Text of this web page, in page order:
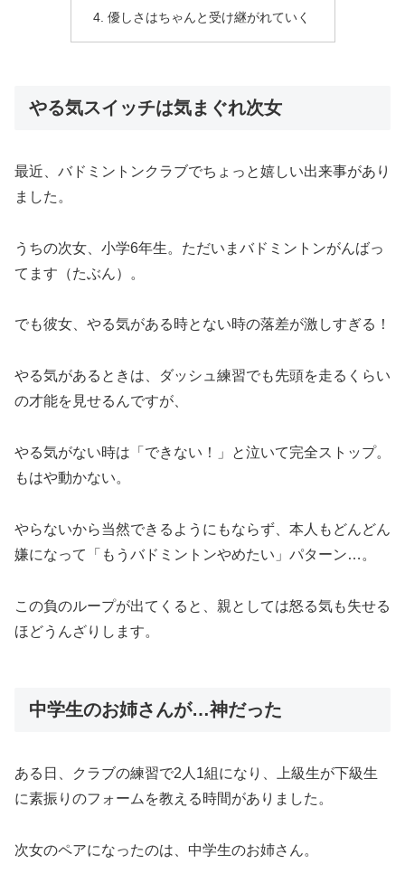
優しさはちゃんと受け継がれていく
やる気スイッチは気まぐれ次女
最近、バドミントンクラブでちょっと嬉しい出来事があり
ました。
うちの次女、小学6年生。ただいまバドミントンがんばっ
てます（たぶん）。
でも彼女、やる気がある時とない時の落差が激しすぎる！
やる気があるときは、ダッシュ練習でも先頭を走るくらい
の才能を見せるんですが、
やる気がない時は「できない！」と泣いて完全ストップ。
もはや動かない。
やらないから当然できるようにもならず、本人もどんどん
嫌になって「もうバドミントンやめたい」パターン…。
この負のループが出てくると、親としては怒る気も失せる
ほどうんざりします。
中学生のお姉さんが…神だった
ある日、クラブの練習で2人1組になり、上級生が下級生
に素振りのフォームを教える時間がありました。
次女のペアになったのは、中学生のお姉さん。